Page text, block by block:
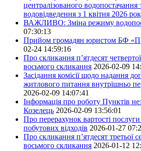
централізованого водопостачання
водовідведення з 1 квітня 2026
ВАЖЛИВО: Зміна режиму
07:30:13
Прийом громадян юристом БФ
02-24 14:59:16
Про скликання п’ятдесят
восьмого скликання 2026-02-09
Засідання комісії щодо надання
житлового питання внутрішньо
2026-02-09 14:07:41
Інформація про роботу Пунктів
Козелець 2026-02-09 13:56:01
Про перерахунок вартості
побутових відходів 2026-01-27
Про скликання п’ятдесят третьої
восьмого скликання 2026-01-12